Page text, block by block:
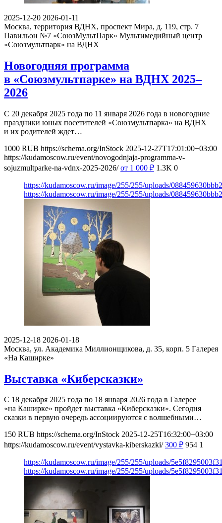
2025-12-20 2026-01-11
Москва, территория ВДНХ, проспект Мира, д. 119, стр. 7
Павильон №7 «СоюзМультПарк» Мультимедийный центр
«Союзмультпарк» на ВДНХ
Новогодняя программа
в «Союзмультпарке» на ВДНХ 2025–
2026
С 20 декабря 2025 года по 11 января 2026 года в новогодние
праздники юных посетителей «Союзмультпарка» на ВДНХ
и их родителей ждет…
1000 RUB https://schema.org/InStock 2025-12-27T17:01:00+03:00
https://kudamoscow.ru/event/novogodnjaja-programma-v-
sojuzmultparke-na-vdnx-2025-2026/ от 1 000 ₽ 1.3K 0
https://kudamoscow.ru/image/255/255/uploads/
https://kudamoscow.ru/image/255/255/uploads/
2025-12-18 2026-01-18
Москва, ул. Академика Миллионщикова, д. 35, корп. 5 Галерея
«На Каширке»
Выставка «Киберсказки»
С 18 декабря 2025 года по 18 января 2026 года в Галерее
«на Каширке» пройдет выставка «Киберсказки». Сегодня
сказки в первую очередь ассоциируются с волшебными…
150 RUB https://schema.org/InStock 2025-12-25T16:32:00+03:00
https://kudamoscow.ru/event/vystavka-kiberskazki/ 300 ₽ 954 1
https://kudamoscow.ru/image/255/255/uploads/
https://kudamoscow.ru/image/255/255/uploads/